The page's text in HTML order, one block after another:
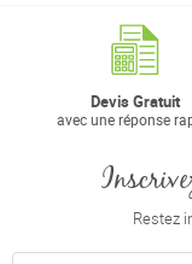
Devis Gratuit
avec une réponse
Restez